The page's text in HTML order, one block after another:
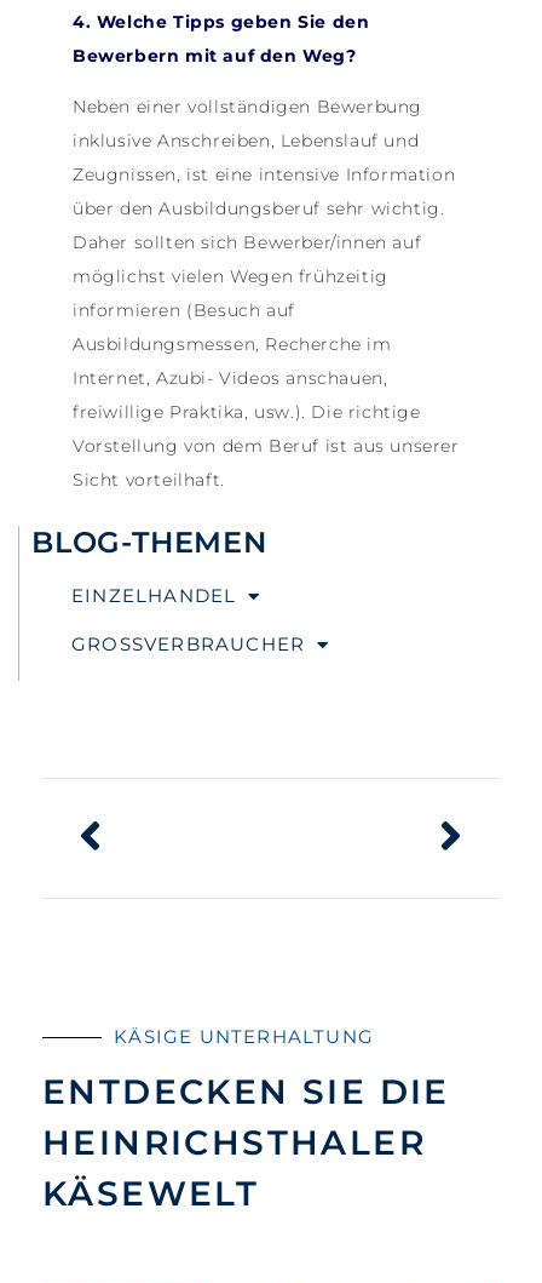
4. Welche Tipps geben Sie den
Bewerbern mit auf den Weg?
Neben einer vollständigen Bewerbung
inklusive Anschreiben, Lebenslauf und
Zeugnissen, ist eine intensive Information
über den Ausbildungsberuf sehr wichtig.
Daher sollten sich Bewerber/innen auf
möglichst vielen Wegen frühzeitig
informieren (Besuch auf
Ausbildungsmessen, Recherche im
Internet, Azubi- Videos anschauen,
freiwillige Praktika, usw.). Die richtige
Vorstellung von dem Beruf ist aus unserer
Sicht vorteilhaft.
BLOG-THEMEN
EINZELHANDEL
GROSSVERBRAUCHER
KÄSIGE UNTERHALTUNG
ENTDECKEN SIE DIE
HEINRICHSTHALER
KÄSEWELT